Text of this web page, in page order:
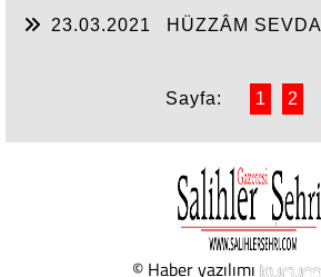
23.03.2021
HÜZZÂM SEVDA
Sayfa: 1 2
© Haber yazılımı